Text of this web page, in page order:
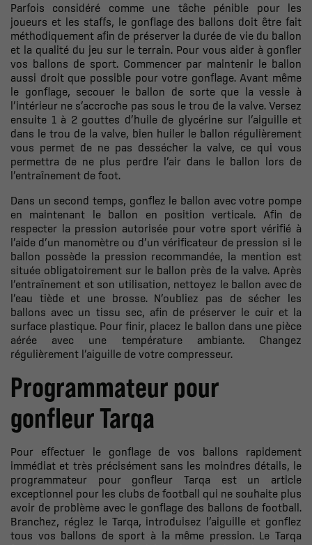
Parfois considéré comme une tâche pénible pour les
joueurs et les staffs, le gonflage des ballons doit être fait
méthodiquement afin de préserver la durée de vie du ballon
et la qualité du jeu sur le terrain. Pour vous aider à gonfler
vos ballons de sport. Commencer par maintenir le ballon
aussi droit que possible pour votre gonflage. Avant même
le gonflage, secouer le ballon de sorte que la vessie à
l’intérieur ne s’accroche pas sous le trou de la valve. Versez
ensuite 1 à 2 gouttes d’huile de glycérine sur l’aiguille et
dans le trou de la valve, bien huiler le ballon régulièrement
vous permet de ne pas dessécher la valve, ce qui vous
permettra de ne plus perdre l’air dans le ballon lors de
l’entraînement de foot.
Dans un second temps, gonflez le ballon avec votre pompe
en maintenant le ballon en position verticale. Afin de
respecter la pression autorisée pour votre sport vérifié à
l’aide d’un manomètre ou d’un vérificateur de pression si le
ballon possède la pression recommandée, la mention est
située obligatoirement sur le ballon près de la valve. Après
l’entraînement et son utilisation, nettoyez le ballon avec de
l’eau tiède et une brosse. N’oubliez pas de sécher les
ballons avec un tissu sec, afin de préserver le cuir et la
surface plastique. Pour finir, placez le ballon dans une pièce
aérée avec une température ambiante. Changez
régulièrement l’aiguille de votre compresseur.
Programmateur pour
gonfleur Tarqa
Pour effectuer le gonflage de vos ballons rapidement
immédiat et très précisément sans les moindres détails, le
programmateur pour gonfleur Tarqa est un article
exceptionnel pour les clubs de football qui ne souhaite plus
avoir de problème avec le gonflage des ballons de football.
Branchez, réglez le Tarqa, introduisez l’aiguille et gonflez
tous vos ballons de sport à la même pression. Le Tarqa